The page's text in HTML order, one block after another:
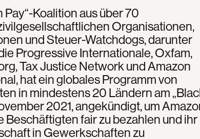
Pay“-Koalition aus über 70
Organisationen,
und Steuer-Watchdogs, darunter
Progressive Internationale, Oxfam,
Tax Justice Network und Amazon
hat ein globales Programm von
in mindestens 20 Ländern am
2021, angekündigt, um
Beschäftigten fair zu bezahlen und ihr
in Gewerkschaften zu